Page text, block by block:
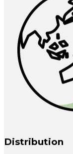
Distribution